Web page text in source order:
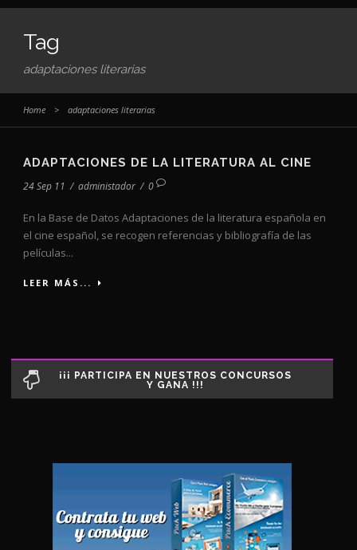
Tag
adaptaciones literarias
Home > adaptaciones literarias
ADAPTACIONES DE LA LITERATURA AL CINE
24 Sep 11 / administador / 0
En la Base de Datos Adaptaciones de la literatura española en
el cine español, se recogen referencias y bibliografía de las
películas...
LEER MÁS...
¡¡¡ PARTICIPA EN NUESTROS CONCURSOS
Y GANA !!!